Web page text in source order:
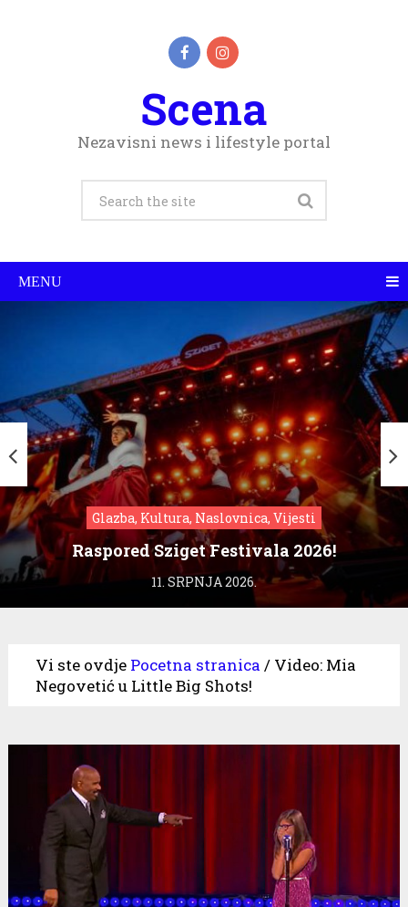
Scena
Nezavisni news i lifestyle portal
MENU
Glazba, Kultura, Naslovnica, Vijesti
Raspored Sziget Festivala 2026!
11. SRPNJA 2026.
Vi ste ovdje Pocetna stranica / Video: Mia
Negovetić u Little Big Shots!